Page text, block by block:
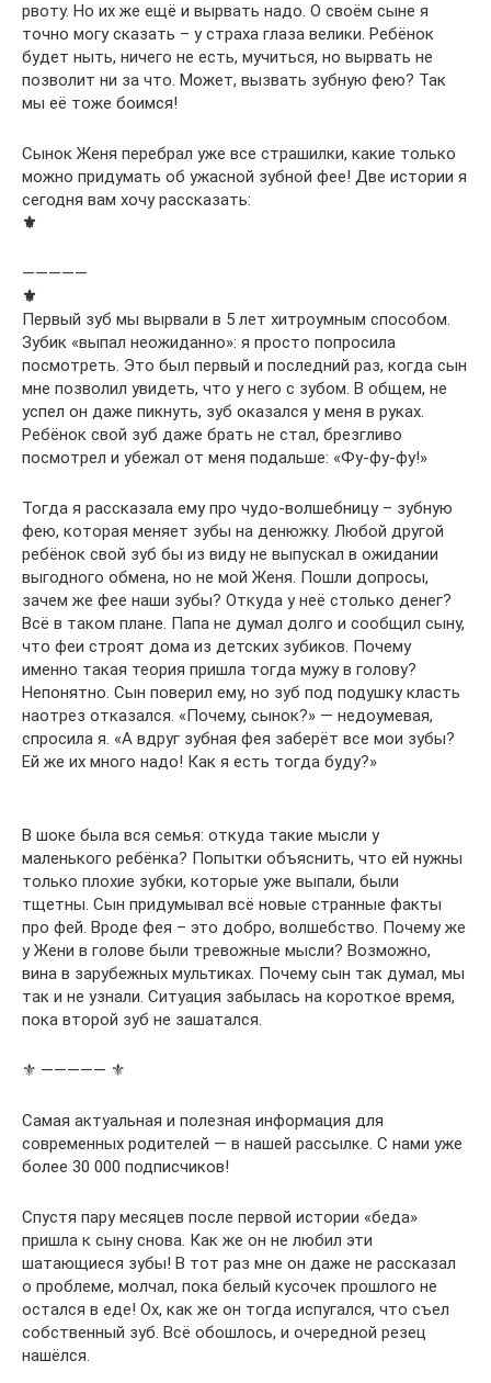
рвоту. Но их же ещё и вырвать надо. О своём сыне я
точно могу сказать – у страха глаза велики. Ребёнок
будет ныть, ничего не есть, мучиться, но вырвать не
позволит ни за что. Может, вызвать зубную фею? Так
мы её тоже боимся!
Сынок Женя перебрал уже все страшилки, какие только
можно придумать об ужасной зубной фее! Две истории я
сегодня вам хочу рассказать:
⚜
—————
⚜
Первый зуб мы вырвали в 5 лет хитроумным способом.
Зубик «выпал неожиданно»: я просто попросила
посмотреть. Это был первый и последний раз, когда сын
мне позволил увидеть, что у него с зубом. В общем, не
успел он даже пикнуть, зуб оказался у меня в руках.
Ребёнок свой зуб даже брать не стал, брезгливо
посмотрел и убежал от меня подальше: «Фу-фу-фу!»
Тогда я рассказала ему про чудо-волшебницу – зубную
фею, которая меняет зубы на денюжку. Любой другой
ребёнок свой зуб бы из виду не выпускал в ожидании
выгодного обмена, но не мой Женя. Пошли допросы,
зачем же фее наши зубы? Откуда у неё столько денег?
Всё в таком плане. Папа не думал долго и сообщил сыну,
что феи строят дома из детских зубиков. Почему
именно такая теория пришла тогда мужу в голову?
Непонятно. Сын поверил ему, но зуб под подушку класть
наотрез отказался. «Почему, сынок?» — недоумевая,
спросила я. «А вдруг зубная фея заберёт все мои зубы?
Ей же их много надо! Как я есть тогда буду?»
В шоке была вся семья: откуда такие мысли у
маленького ребёнка? Попытки объяснить, что ей нужны
только плохие зубки, которые уже выпали, были
тщетны. Сын придумывал всё новые странные факты
про фей. Вроде фея – это добро, волшебство. Почему же
у Жени в голове были тревожные мысли? Возможно,
вина в зарубежных мультиках. Почему сын так думал, мы
так и не узнали. Ситуация забылась на короткое время,
пока второй зуб не зашатался.
⚜ ————— ⚜
Самая актуальная и полезная информация для
современных родителей — в нашей рассылке. С нами уже
более 30 000 подписчиков!
Спустя пару месяцев после первой истории «беда»
пришла к сыну снова. Как же он не любил эти
шатающиеся зубы! В тот раз мне он даже не рассказал
о проблеме, молчал, пока белый кусочек прошлого не
остался в еде! Ох, как же он тогда испугался, что съел
собственный зуб. Всё обошлось, и очередной резец
нашёлся.